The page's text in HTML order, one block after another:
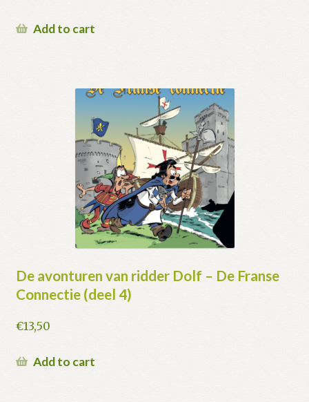
Add to cart
De avonturen van ridder Dolf – De Franse
Connectie (deel 4)
€13,50
Add to cart